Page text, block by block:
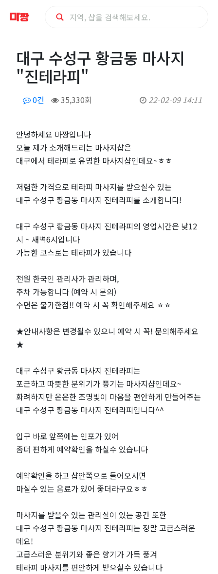
대
구
성
구
황
금
동
마
사
지
"진
테
라
피"｜
근
처
인
기
마
사
지
샵
대구 수성구 황금동 마사지
"진테라피"
0건 35,330회 22-02-09 14:11
안녕하세요 마짱입니다
오늘 제가 소개해드리는 마사지샵은
대구에서 테라피로 유명한 마사지샵인데요~ㅎㅎ
저렴한 가격으로 테라피 마사지를 받으실수 있는
대구 수성구 황금동 마사지 진테라피를 소개합니다!
대구 수성구 황금동 마사지 진테라피의 영업시간은 낮12
시 ~ 새벽6시입니다
가능한 코스로는 테라피가 있습니다
전원 한국인 관리사가 관리하며,
주차 가능합니다 (예약 시 문의)
수면은 불가한점!! 예약 시 꼭 확인해주세요 ㅎㅎ
★안내사항은 변경될수 있으니 예약 시 꼭! 문의해주세요
★
대구 수성구 황금동 마사지 진테라피는
포근하고 따뜻한 분위기가 풍기는 마사지샵인데요~
화려하지만 은은한 조명빛이 마음을 편안하게 만들어주는
대구 수성구 황금동 마사지 진테라피입니다^^
입구 바로 앞쪽에는 인포가 있어
좀더 편하게 예약확인을 하실수 있습니다
예약확인을 하고 샵안쪽으로 들어오시면
마실수 있는 음료가 있어 좋더라구요ㅎㅎ
마사지를 받을수 있는 관리실이 있는 공간 또한
대구 수성구 황금동 마사지 진테라피는 정말 고급스러운
데요!
고급스러운 분위기와 좋은 향기가 가득 풍겨
테라피 마사지를 편안하게 받으실수 있습니다